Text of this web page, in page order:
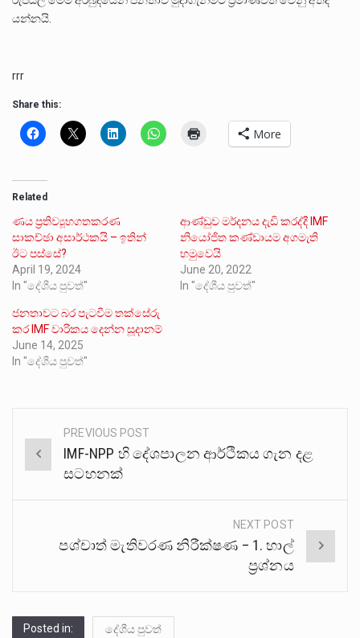
යන්නයි.
rrr
Share this:
More
Related
ණය ප්‍රතිව්‍යූහගතකරණ
සාකච්ඡා අසාර්ථකයි – ඉතින්
ඊට පස්සේ?
April 19, 2024
In "දේශීය පුවත්"
ආණ්ඩුව මර්දනය දැඩි කරද්දී IMF
නියෝජිත කණ්ඩායම අගමැති
හමුවෙයි
June 20, 2022
In "දේශීය පුවත්"
ජනතාවට බර පැටවීම තක්සේරු
කර IMF වාරිකය දෙන්න සූදානම්
June 14, 2025
In "දේශීය පුවත්"
Post
navigation
PREVIOUS POST
IMF-NPP හි දේශපාලන ආර්ථිකය ගැන දළ
සටහනක්
NEXT POST
පශ්චාත් මැතිවරණ නිරීක්ෂණ – 1. හාල්
ප්‍රශ්නය
Posted in: දේශීය පුවත්